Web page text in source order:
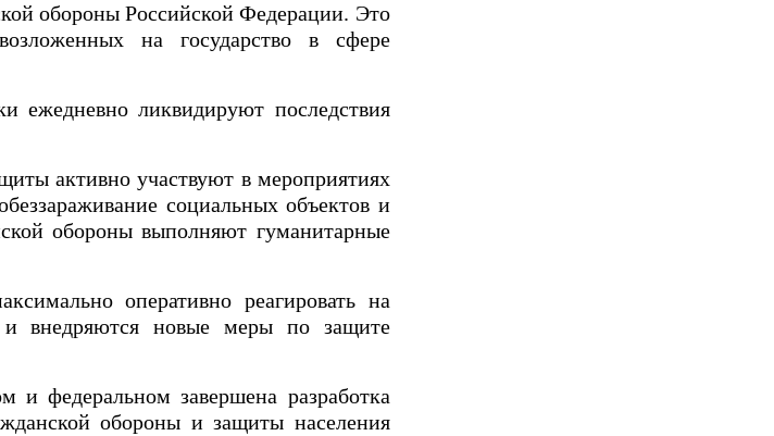
обороны Российской Федерации. Это
на государство в сфере
ежедневно ликвидируют последствия
активно участвуют в мероприятиях
социальных объектов и
обороны выполняют гуманитарные
оперативно реагировать на
и внедряются новые меры по защите
и федеральном завершена разработка
обороны и защиты населения